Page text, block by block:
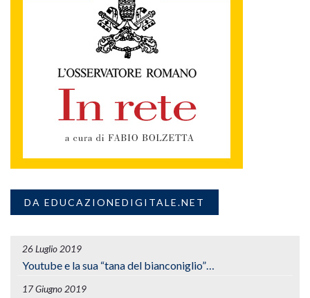
DA EDUCAZIONEDIGITALE.NET
26 Luglio 2019
Youtube e la sua “tana del bianconiglio”…
17 Giugno 2019